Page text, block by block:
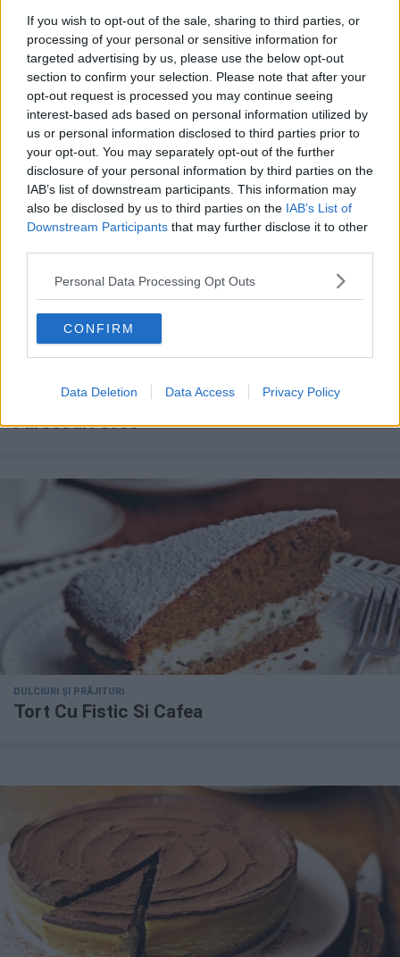
If you wish to opt-out of the sale, sharing to third parties, or
processing of your personal or sensitive information for
targeted advertising by us, please use the below opt-out
section to confirm your selection. Please note that after your
opt-out request is processed you may continue seeing
interest-based ads based on personal information utilized by
us or personal information disclosed to third parties prior to
your opt-out. You may separately opt-out of the further
disclosure of your personal information by third parties on the
IAB’s list of downstream participants. This information may
also be disclosed by us to third parties on the IAB’s List of
Downstream Participants that may further disclose it to other
Personal Data Processing Opt Outs
CONFIRM
Data Deletion Data Access Privacy Policy
REȚETE RAPIDE
Tiramisu cu martini
Fursecuri Oreo
DULCIURI ȘI PRĂJITURI
Tort Cu Fistic Si Cafea